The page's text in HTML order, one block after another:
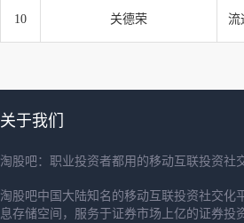
10 关德荣 流
关于我们
淘股吧：职业投资者都用的移动互联投资社
淘股吧中国大陆知名的移动互联投资社交化
息存储空间，服务于证券市场上亿的证券投